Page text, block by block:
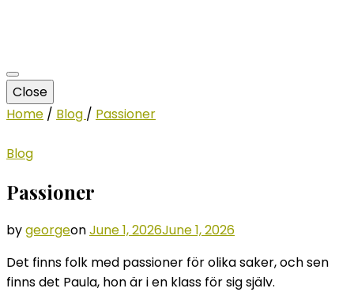
Close
Home / Blog / Passioner
Blog
Passioner
bygeorgeonJune 1, 2026June 1, 2026
Det finns folk med passioner för olika saker, och sen
finns det Paula, hon är i en klass för sig själv.